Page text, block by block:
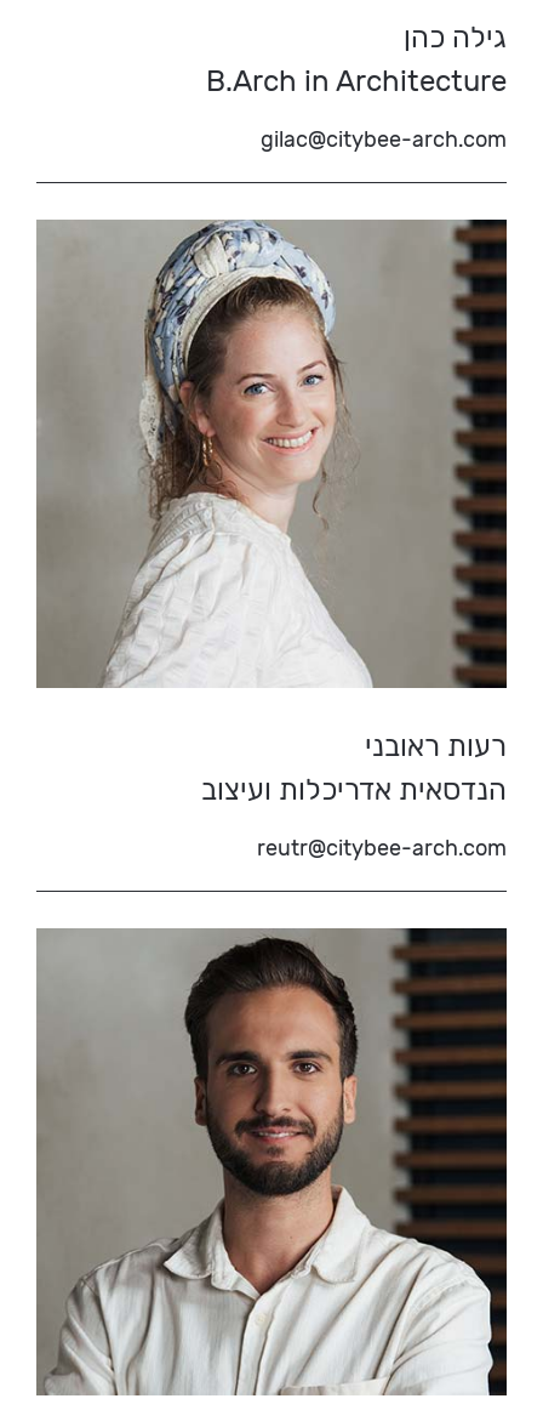
גילה כהן
B.Arch in Architecture
gilac@citybee-arch.com
רעות ראובני
הנדסאית אדריכלות ועיצוב
reutr@citybee-arch.com